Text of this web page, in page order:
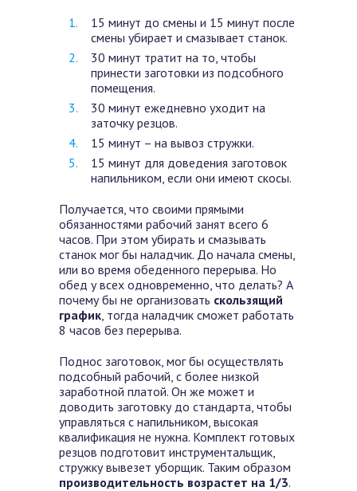
15 минут до смены и 15 минут после
смены убирает и смазывает станок.
30 минут тратит на то, чтобы
принести заготовки из подсобного
помещения.
30 минут ежедневно уходит на
заточку резцов.
15 минут – на вывоз стружки.
15 минут для доведения заготовок
напильником, если они имеют скосы.
Получается, что своими прямыми
обязанностями рабочий занят всего 6
часов. При этом убирать и смазывать
станок мог бы наладчик. До начала смены,
или во время обеденного перерыва. Но
обед у всех одновременно, что делать? А
почему бы не организовать скользящий
график, тогда наладчик сможет работать
8 часов без перерыва.
Поднос заготовок, мог бы осуществлять
подсобный рабочий, с более низкой
заработной платой. Он же может и
доводить заготовку до стандарта, чтобы
управляться с напильником, высокая
квалификация не нужна. Комплект готовых
резцов подготовит инструментальщик,
стружку вывезет уборщик. Таким образом
производительность возрастет на 1/3.